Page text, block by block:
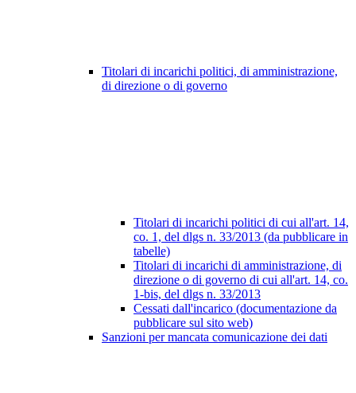
Titolari di incarichi politici, di amministrazione,
di direzione o di governo
Titolari di incarichi politici di cui all'art. 14,
co. 1, del dlgs n. 33/2013 (da pubblicare in
tabelle)
Titolari di incarichi di amministrazione, di
direzione o di governo di cui all'art. 14, co.
1-bis, del dlgs n. 33/2013
Cessati dall'incarico (documentazione da
pubblicare sul sito web)
Sanzioni per mancata comunicazione dei dati